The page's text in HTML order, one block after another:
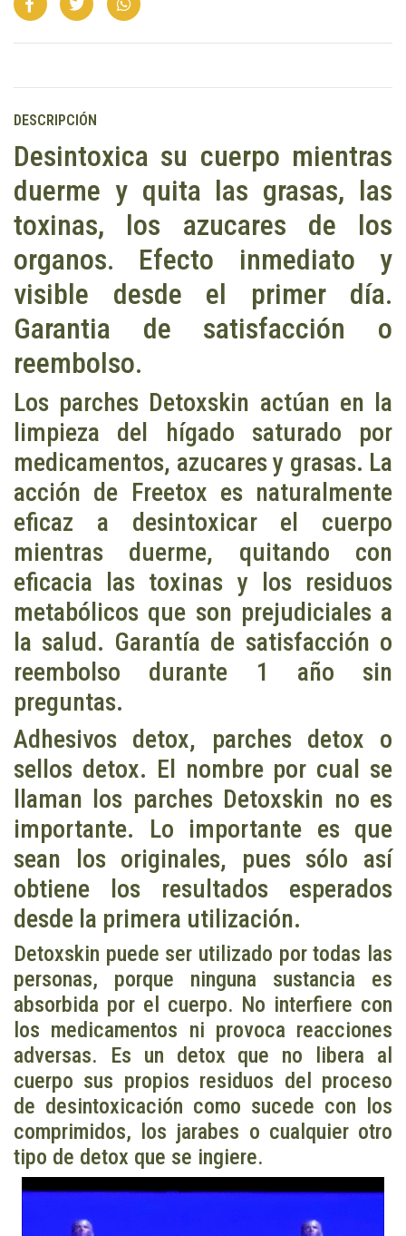
DESCRIPCIÓN
Desintoxica su cuerpo mientras
duerme y quita las grasas, las
toxinas, los azucares de los
organos. Efecto inmediato y
visible desde el primer día.
Garantia de satisfacción o
reembolso.
Los parches Detoxskin actúan en la
limpieza del hígado saturado por
medicamentos, azucares y grasas. La
acción de Freetox es naturalmente
eficaz a desintoxicar el cuerpo
mientras duerme, quitando con
eficacia las toxinas y los residuos
metabólicos que son prejudiciales a
la salud. Garantía de satisfacción o
reembolso durante 1 año sin
preguntas.
Adhesivos detox, parches detox o
sellos detox. El nombre por cual se
llaman los parches Detoxskin no es
importante. Lo importante es que
sean los originales, pues sólo así
obtiene los resultados esperados
desde la primera utilización.
Detoxskin puede ser utilizado por todas las
personas, porque ninguna sustancia es
absorbida por el cuerpo. No interfiere con
los medicamentos ni provoca reacciones
adversas. Es un detox que no libera al
cuerpo sus propios residuos del proceso
de desintoxicación como sucede con los
comprimidos, los jarabes o cualquier otro
tipo de detox que se ingiere.